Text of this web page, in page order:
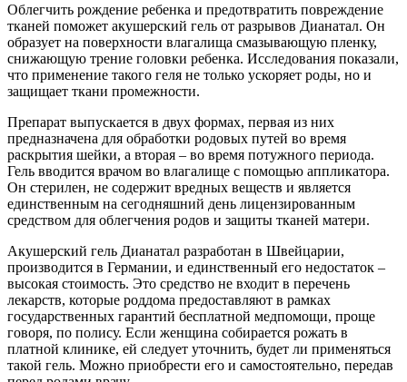
Облегчить рождение ребенка и предотвратить повреждение
тканей поможет акушерский гель от разрывов Дианатал. Он
образует на поверхности влагалища смазывающую пленку,
снижающую трение головки ребенка. Исследования показали,
что применение такого геля не только ускоряет роды, но и
защищает ткани промежности.
Препарат выпускается в двух формах, первая из них
предназначена для обработки родовых путей во время
раскрытия шейки, а вторая – во время потужного периода.
Гель вводится врачом во влагалище с помощью аппликатора.
Он стерилен, не содержит вредных веществ и является
единственным на сегодняшний день лицензированным
средством для облегчения родов и защиты тканей матери.
Акушерский гель Дианатал разработан в Швейцарии,
производится в Германии, и единственный его недостаток –
высокая стоимость. Это средство не входит в перечень
лекарств, которые роддома предоставляют в рамках
государственных гарантий бесплатной медпомощи, проще
говоря, по полису. Если женщина собирается рожать в
платной клинике, ей следует уточнить, будет ли применяться
такой гель. Можно приобрести его и самостоятельно, передав